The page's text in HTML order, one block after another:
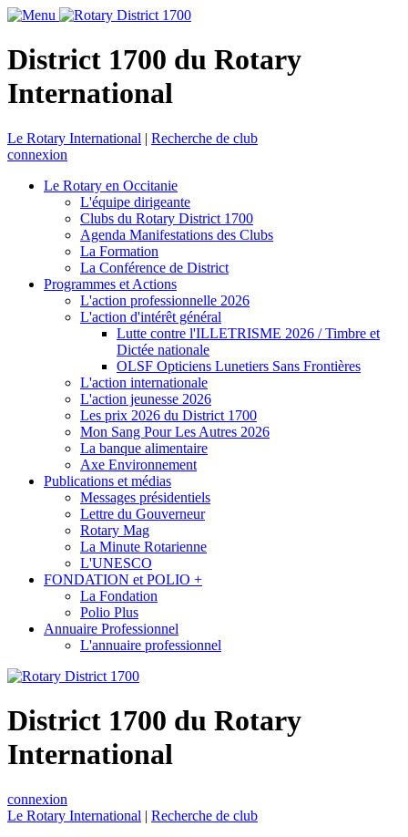
District 1700 du Rotary
International
Le Rotary International | Recherche de club
connexion
Le Rotary en Occitanie
L'équipe dirigeante
Clubs du Rotary District 1700
Agenda Manifestations des Clubs
La Formation
La Conférence de District
Programmes et Actions
L'action professionnelle 2026
L'action d'intérêt général
Lutte contre l'ILLETRISME 2026 / Timbre et
Dictée nationale
OLSF Opticiens Lunetiers Sans Frontières
L'action internationale
L'action jeunesse 2026
Les prix 2026 du District 1700
Mon Sang Pour Les Autres 2026
La banque alimentaire
Axe Environnement
Publications et médias
Messages présidentiels
Lettre du Gouverneur
Rotary Mag
La Minute Rotarienne
L'UNESCO
FONDATION et POLIO +
La Fondation
Polio Plus
Annuaire Professionnel
L'annuaire professionnel
District 1700 du Rotary
International
connexion
Le Rotary International | Recherche de club